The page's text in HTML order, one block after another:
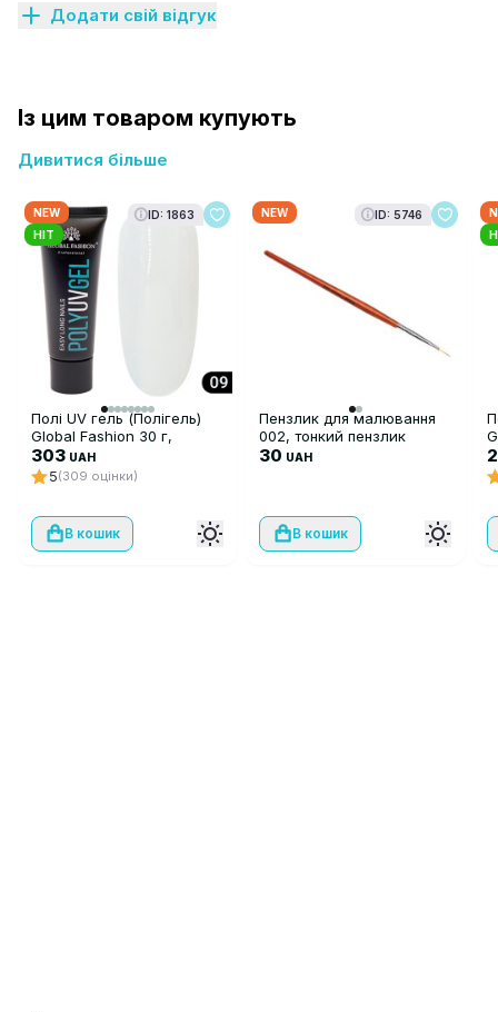
Додати свій відгук
Із цим товаром купують
Дивитися більше
NEW
HIT
ID: 1863
Полі UV гель (Полігель)
Global Fashion 30 г,
прозорий 09
303 UAH
5(309 оцінки)
В кошик
NEW ID: 5746
Пензлик для малювання
002, тонкий пензлик
Global Fashion
30 UAH
В кошик